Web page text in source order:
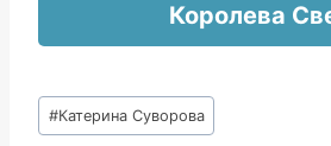
Королева
Метки
записи:
#Катерина Суворова